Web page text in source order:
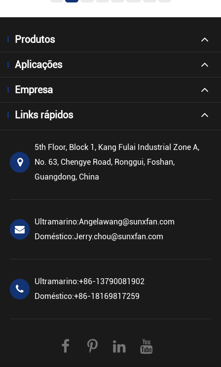
Produtos
Aplicações
Empresa
Links rápidos
5th Floor, Block 1, Kang Fulai Industrial Zone A,
No. 63, Chengye Road, Ronggui, Foshan,
Guangdong, China
Ultramarino:Angelawang@sunxfan.com
Doméstico:Jerry.chou@sunxfan.com
Ultramarino:+86-13790081902
Doméstico:+86-18169817259